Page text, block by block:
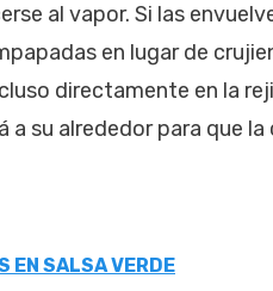
al vapor. Si las
en lugar de
directamente en la
a su alrededor para que
EN SALSA VERDE